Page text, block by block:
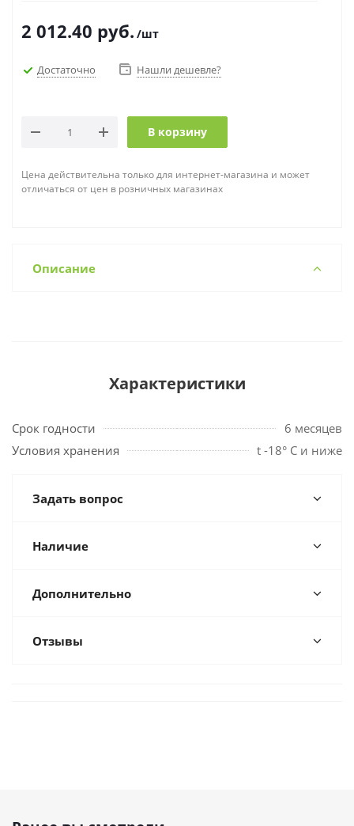
2 012.40 руб. /шт
Достаточно Нашли дешевле?
В корзину
Цена действительна только для интернет-магазина и может
отличаться от цен в розничных магазинах
Описание
Характеристики
Срок годности
6 месяцев
Условия хранения
t -18° С и ниже
Задать вопрос
Наличие
Дополнительно
Отзывы